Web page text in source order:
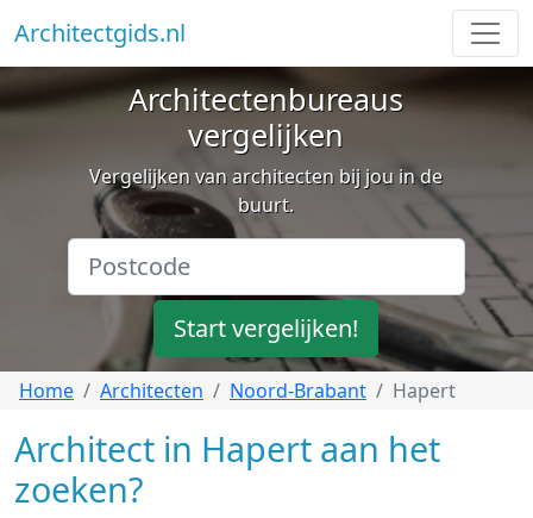
Architectgids.nl
Architectenbureaus
vergelijken
Vergelijken van architecten bij jou in de
buurt.
Start vergelijken!
Home Architecten Noord-Brabant Hapert
Architect in Hapert aan het
zoeken?